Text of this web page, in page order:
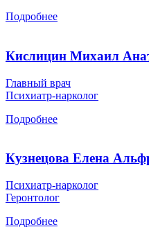
Подробнее
Кислицин Михаил
Главный врач
Психиатр-нарколог
Подробнее
Кузнецова Елена
Психиатр-нарколог
Геронтолог
Подробнее